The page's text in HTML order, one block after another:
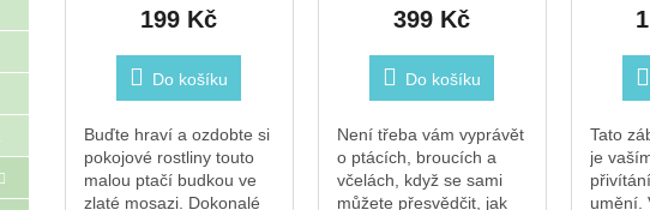
199 Kč
Do košíku
Buďte hraví a ozdobte si
pokojové rostliny touto
malou ptačí budkou ve
zlaté mosazi. Dokonalé
399 Kč
Do košíku
Není třeba vám vyprávět
o ptácích, broucích a
včelách, když se sami
můžete přesvědčit, jak
Tato
je
umění.